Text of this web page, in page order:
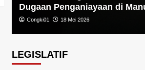
Dugaan Penganiayaan di
Congki01 18 Mei 2026
LEGISLATIF